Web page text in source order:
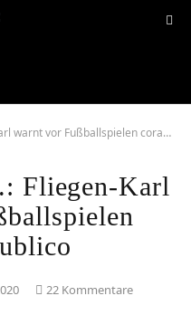
vor Fußballspielen coram publico
Fliegen-Karl
22 Kommentare